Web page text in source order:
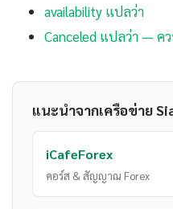
availability แปลว่า
Canceled แปลว่า — ค
แนะนำจากเครือข่าย
iCafeForex
คอร์ส & สัญญาณ Forex